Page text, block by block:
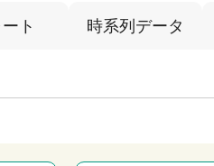
ト 時系列データ